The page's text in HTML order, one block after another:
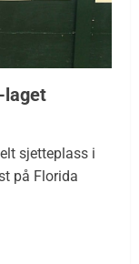
laget
sjetteplass i
på Florida